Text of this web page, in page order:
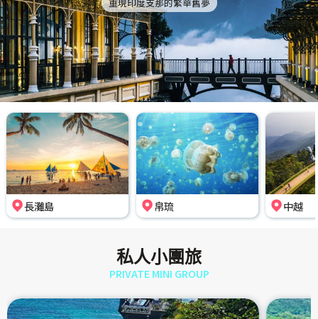
重現印度支那的繁華舊夢
長灘島 帛琉 中越
私人小團旅
PRIVATE MINI GROUP